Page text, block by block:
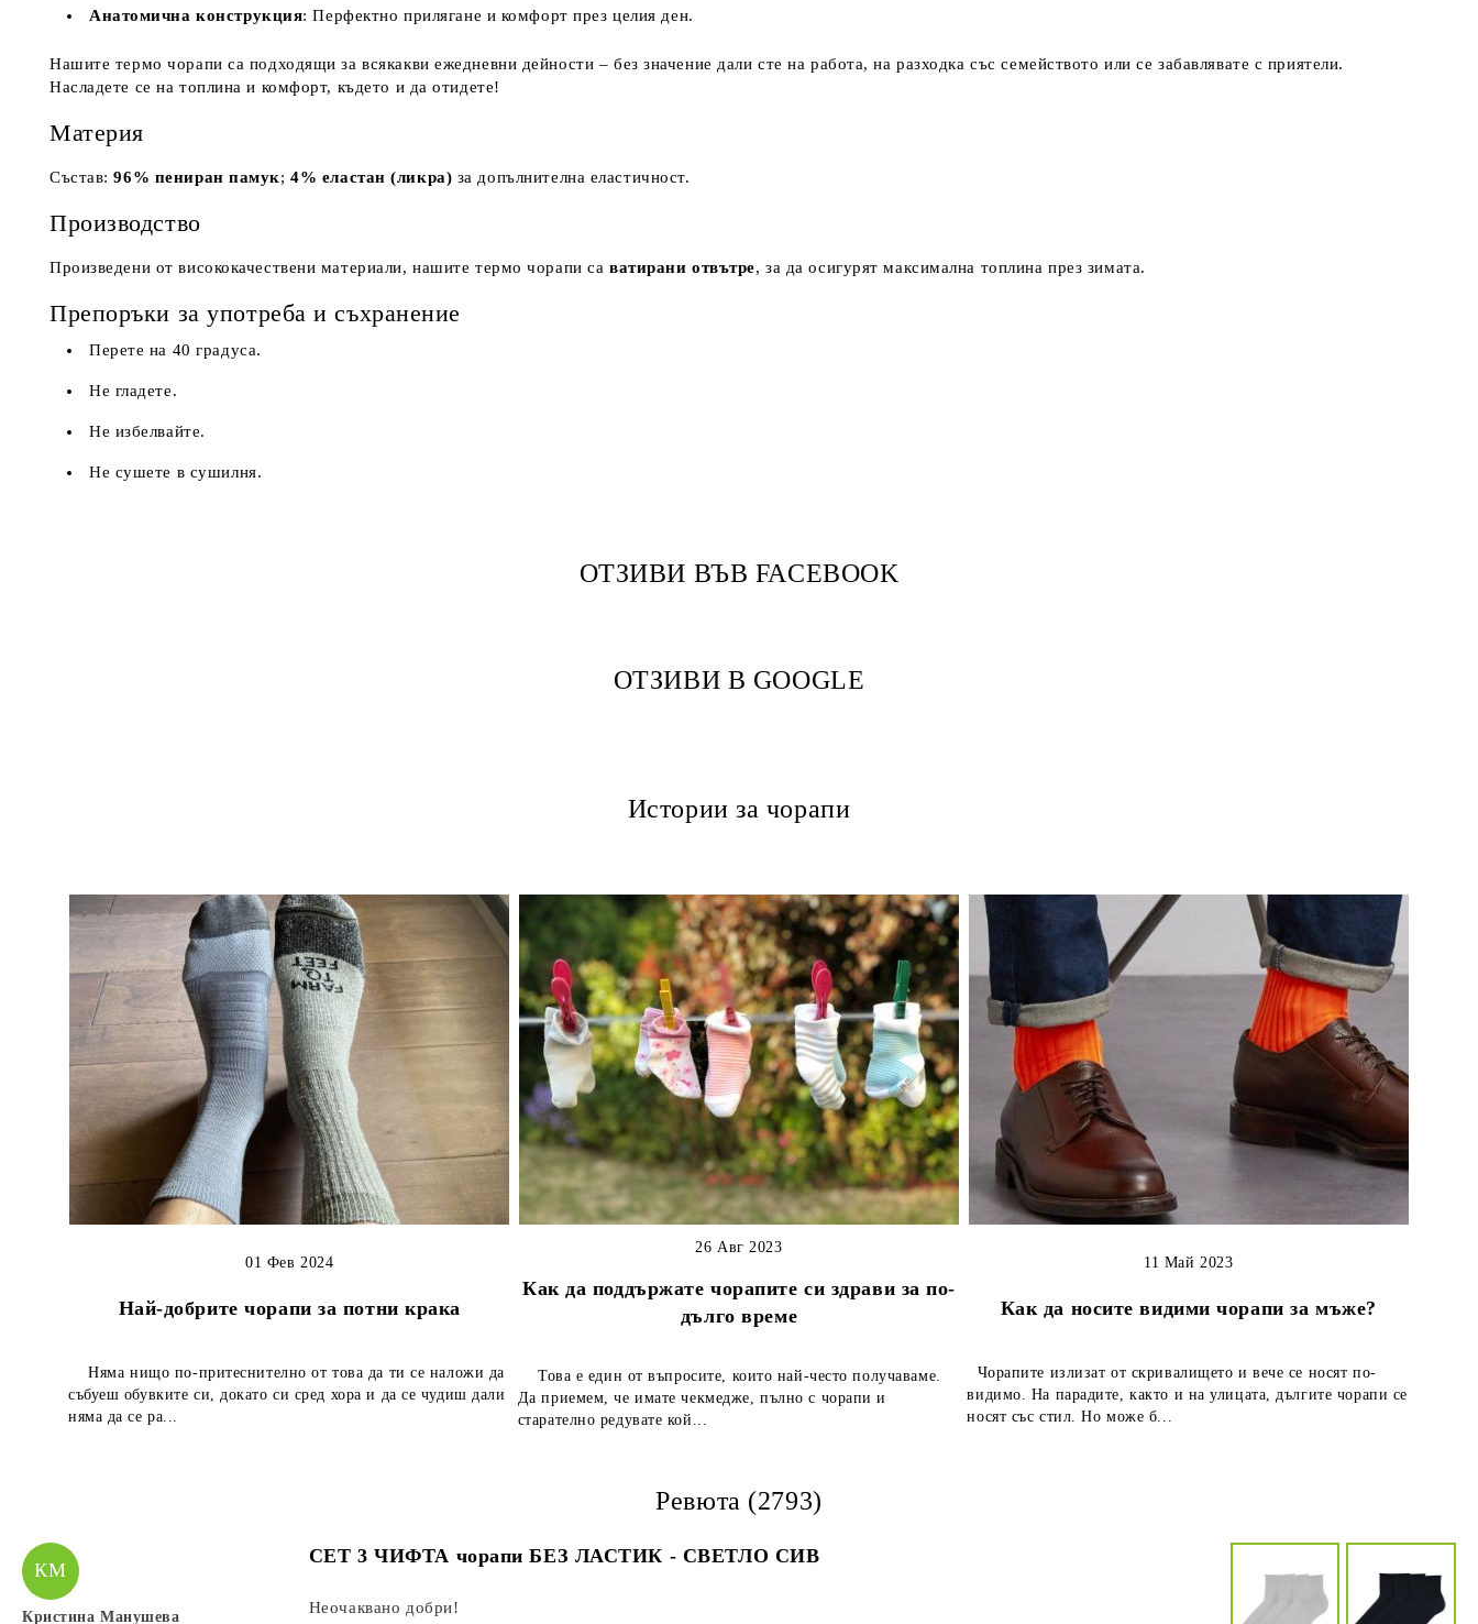
Анатомична конструкция: Перфектно прилягане и комфорт през целия ден.
Нашите термо чорапи са подходящи за всякакви ежедневни дейности – без значение дали сте на работа, на разходка със семейството или се забавлявате с приятели.
Насладете се на топлина и комфорт, където и да отидете!
Материя
Състав:96% пениран памук;4% еластан (ликра) за допълнителна еластичност.
Производство
Произведени от висококачествени материали, нашите термо чорапи са ватирани отвътре, за да осигурят максимална топлина през зимата.
Препоръки за употреба и съхранение
Перете на 40 градуса.
Не гладете.
Не избелвайте.
Не сушете в сушилня.
ОТЗИВИ ВЪВ FACEBOOK
ОТЗИВИ В GOOGLE
Истории за чорапи
Най-добрите чорапи за потни крака
01 Фев 2024
Няма нищо по-притеснително от това да ти се наложи да
събуеш обувките си, докато си сред хора и да се чудиш дали
няма да се ра...
Как да поддържате чорапите си здрави за по-
дълго време
26 Авг 2023
Това е един от въпросите, които най-често получаваме.
Да приемем, че имате чекмедже, пълно с чорапи и
старателно редувате кой...
Как да носите видими чорапи за мъже?
11 Май 2023
Чорапите излизат от скривалището и вече се носят по-
видимо. На парадите, както и на улицата, дългите чорапи се
носят със стил. Но може б...
Ревюта (2793)
КМ
Кристина Манушева
СЕТ 3 ЧИФТА чорапи БЕЗ ЛАСТИК - СВЕТЛО СИВ
Неочаквано добри!